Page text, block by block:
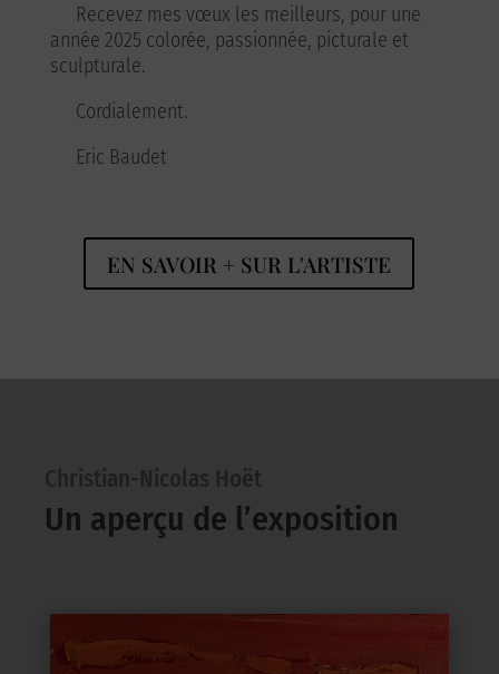
Recevez mes vœux les meilleurs, pour une
année 2025 colorée, passionnée, picturale et
sculpturale.
Cordialement.
Eric Baudet
EN SAVOIR + SUR L'ARTISTE
Un aperçu de l’exposition